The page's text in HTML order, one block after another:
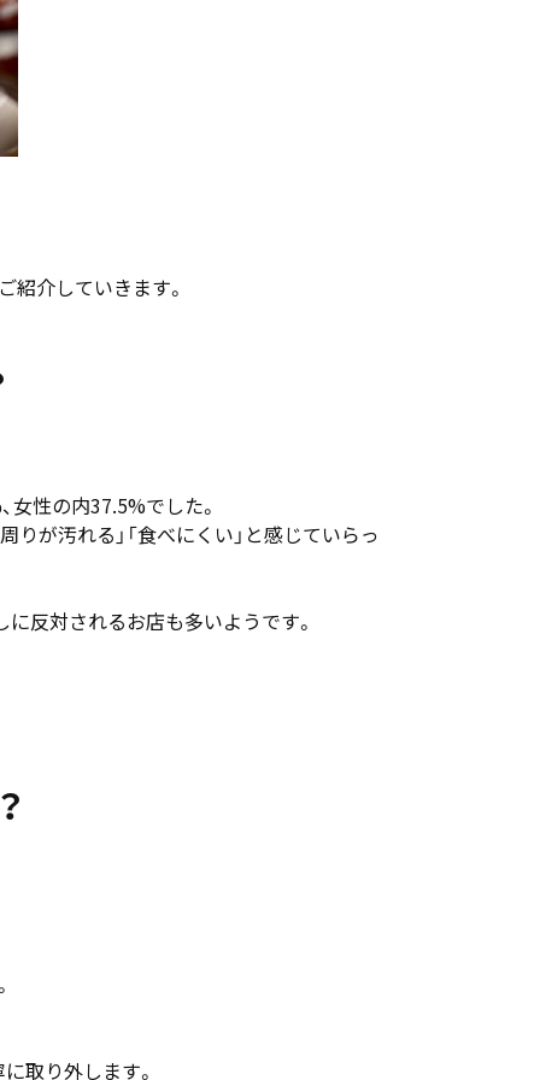
紹介していきます。
性の内37.5%でした。
が汚れる」「食べにくい」と感じていらっ
に反対されるお店も多いようです。
取り外します。